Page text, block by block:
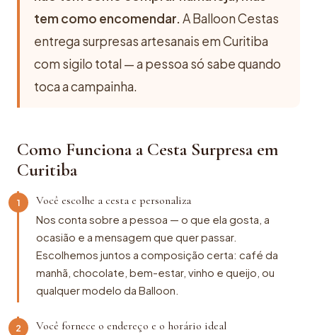
tem como encomendar. A Balloon Cestas
entrega surpresas artesanais em Curitiba
com sigilo total — a pessoa só sabe quando
toca a campainha.
Como Funciona a Cesta Surpresa em
Curitiba
1 Você escolhe a cesta e personaliza
Nos conta sobre a pessoa — o que ela gosta, a
ocasião e a mensagem que quer passar.
Escolhemos juntos a composição certa: café da
manhã, chocolate, bem-estar, vinho e queijo, ou
qualquer modelo da Balloon.
2 Você fornece o endereço e o horário ideal